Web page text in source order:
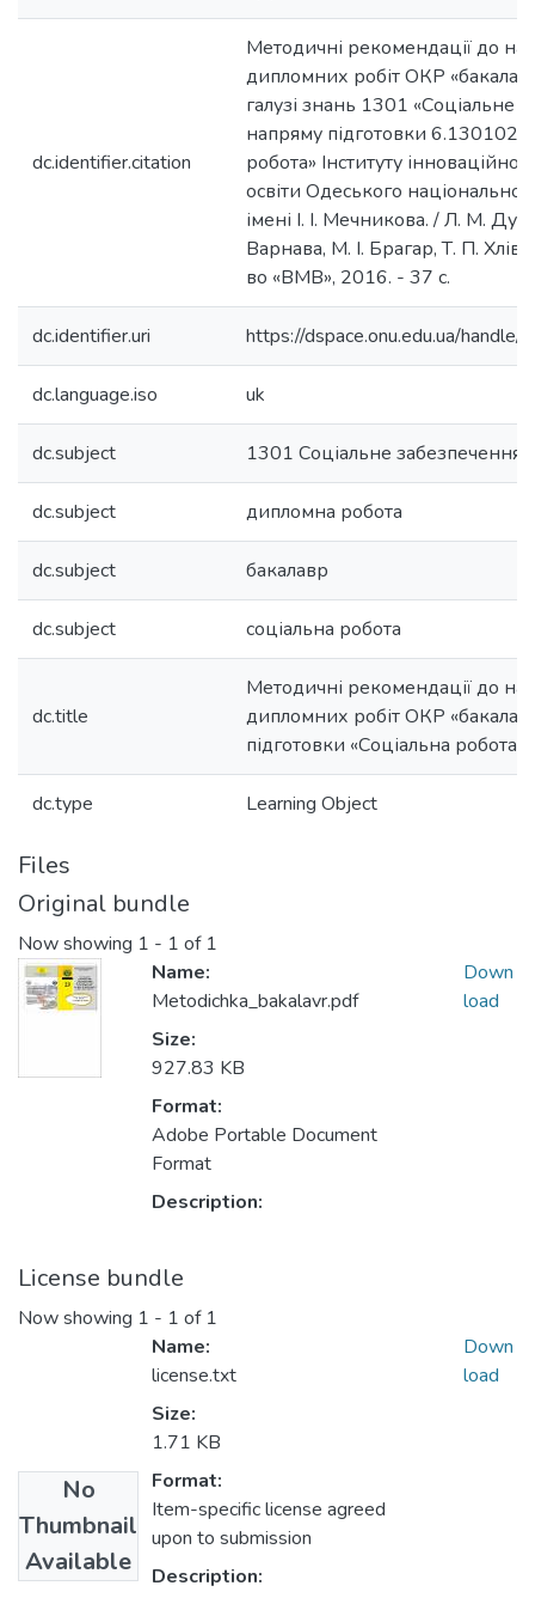
dc.identifier.citation
Методичні рекомендації до
дипломних робіт ОКР
галузі знань 1301 «Соціальне
напряму підготовки 6.130102
робота» Інституту інноваційної
освіти Одеського
імені І. І. Мечникова. / Л. М.
Варнава, М. І. Брагар, Т. П.
во «ВМВ», 2016. - 37 с.
dc.identifier.uri https://dspace.onu.edu.ua/
dc.language.iso uk
dc.subject 1301 Соціальне забезпечення
dc.subject дипломна робота
dc.subject бакалавр
dc.subject соціальна робота
dc.title
Методичні рекомендації до
дипломних робіт ОКР
підготовки «Соціальна робота»
dc.type Learning Object
Files
Original bundle
Now showing 1 - 1 of 1
Name:
Metodichka_bakalavr.pdf
Size:
927.83 KB
Format:
Adobe Portable Document
Format
Description:
Down
load
License bundle
Now showing 1 - 1 of 1
No
Thumbnail
Available
Name:
license.txt
Size:
1.71 KB
Format:
Item-specific license agreed
upon to submission
Description:
Down
load